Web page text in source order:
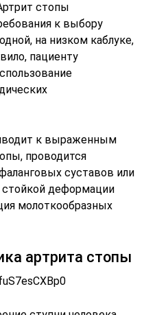
стопы
к выбору
на низком каблуке,
пациенту
к выраженным
проводится
суставов или
стойкой деформации
молоткообразных
артрита стопы